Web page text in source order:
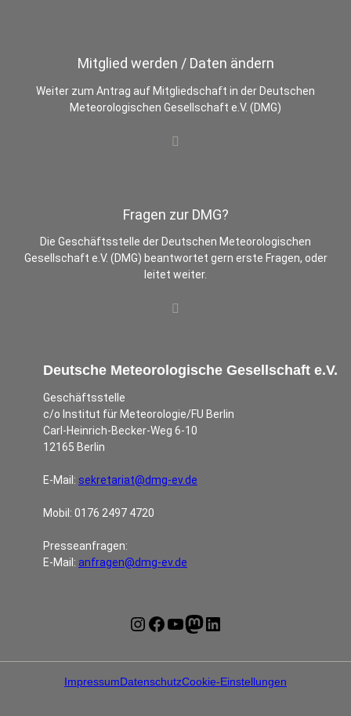
Mitglied werden / Daten ändern
Weiter zum Antrag auf Mitgliedschaft in der Deutschen
Meteorologischen Gesellschaft e.V. (DMG)
Fragen zur DMG?
Die Geschäftsstelle der Deutschen Meteorologischen
Gesellschaft e.V. (DMG) beantwortet gern erste Fragen, oder
leitet weiter.
Deutsche Meteorologische Gesellschaft e.V.
Geschäftsstelle
c/o Institut für Meteorologie/FU Berlin
Carl-Heinrich-Becker-Weg 6-10
12165 Berlin
E-Mail: sekretariat@dmg-ev.de
Mobil: 0176 2497 4720
Presseanfragen:
E-Mail: anfragen@dmg-ev.de
Instagram
Facebook
YouTube
Mastodon
LinkedIn
ImpressumDatenschutzCookie-Einstellungen